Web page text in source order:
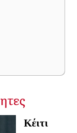
Κέιτι